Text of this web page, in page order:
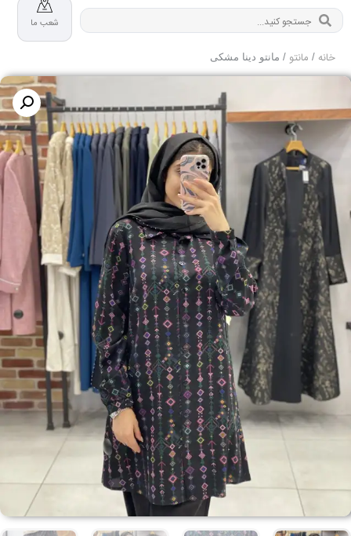
شعب ما
خانه / مانتو / مانتو دینا مشکی